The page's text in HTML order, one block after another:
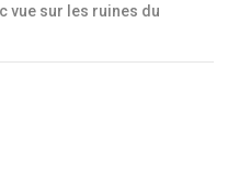
vue sur les ruines du